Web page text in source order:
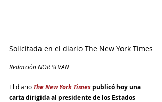
Solicitada en el diario The New York Times
Redacción NOR SEVAN
El diario The New York Times publicó hoy una
carta dirigida al presidente de los Estados